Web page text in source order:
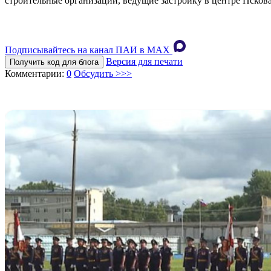
Подписывайтесь на канал ПАИ в MAХ
Получить код для блога
Версия для печати
Комментарии: 0 Обсудить >>>